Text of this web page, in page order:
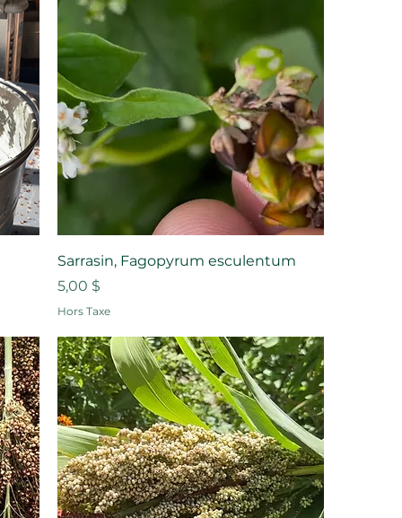
Sarrasin, Fagopyrum esculentum
Prix
5,00 $
Hors Taxe